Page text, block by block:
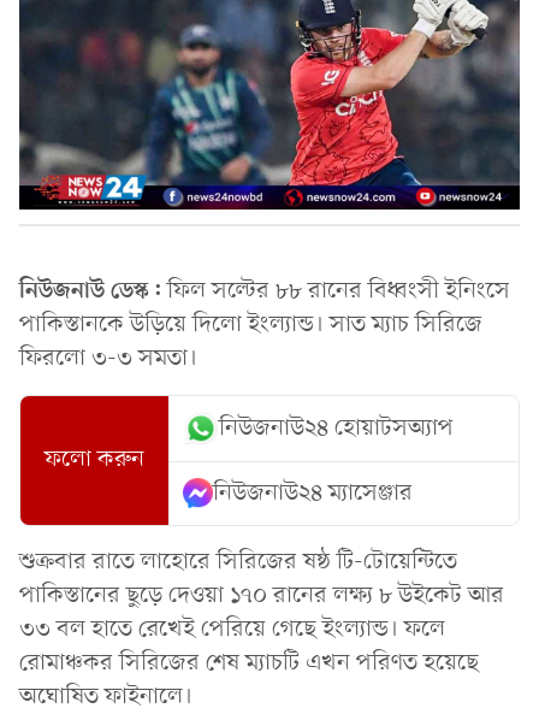
নিউজনাউ ডেস্ক:ফিল সল্টের ৮৮ রানের বিধ্বংসী ইনিংসে
পাকিস্তানকে উড়িয়ে দিলো ইংল্যান্ড। সাত ম্যাচ সিরিজে
ফিরলো ৩-৩ সমতা।
ফলো করুন
নিউজনাউ২৪ হোয়াটসঅ্যাপ
নিউজনাউ২৪ ম্যাসেঞ্জার
শুক্রবার রাতে লাহোরে সিরিজের ষষ্ঠ টি-টোয়েন্টিতে
পাকিস্তানের ছুড়ে দেওয়া ১৭০ রানের লক্ষ্য ৮ উইকেট আর
৩৩ বল হাতে রেখেই পেরিয়ে গেছে ইংল্যান্ড। ফলে
রোমাঞ্চকর সিরিজের শেষ ম্যাচটি এখন পরিণত হয়েছে
অঘোষিত ফাইনালে।